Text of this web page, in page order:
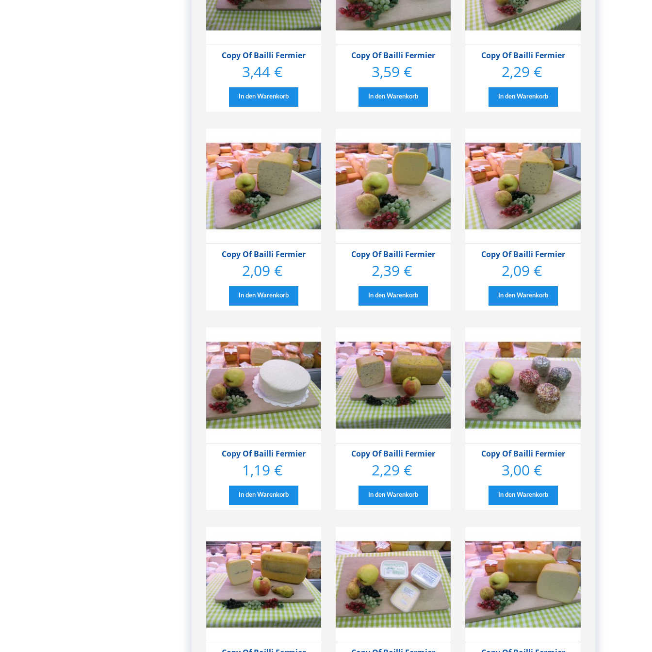
Copy Of Bailli Fermier
Preis
3,44 €
In den Warenkorb
Copy Of Bailli Fermier
Preis
3,59 €
In den Warenkorb
Copy Of Bailli Fermier
Preis
2,29 €
In den Warenkorb
Copy Of Bailli Fermier
Preis
2,09 €
In den Warenkorb
Copy Of Bailli Fermier
Preis
2,39 €
In den Warenkorb
Copy Of Bailli Fermier
Preis
2,09 €
In den Warenkorb
Copy Of Bailli Fermier
Preis
1,19 €
In den Warenkorb
Copy Of Bailli Fermier
Preis
2,29 €
In den Warenkorb
Copy Of Bailli Fermier
Preis
3,00 €
In den Warenkorb